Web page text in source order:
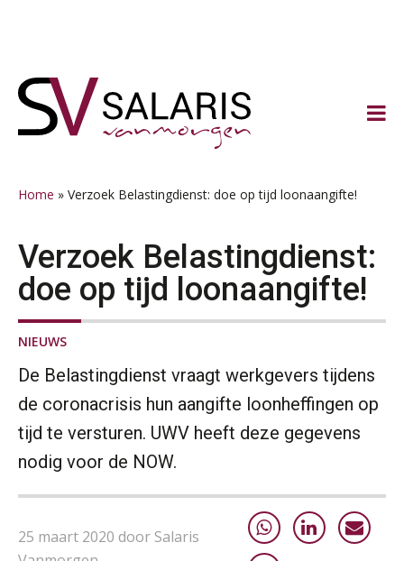
naar
hoofdnavigatie
naar
hoofd
naar
eerste
naar
voettekst
Home » Verzoek Belastingdienst: doe op tijd loonaangifte!
Verzoek Belastingdienst:
doe op tijd loonaangifte!
NIEUWS
De Belastingdienst vraagt werkgevers tijdens
de coronacrisis hun aangifte loonheffingen op
tijd te versturen. UWV heeft deze gegevens
nodig voor de NOW.
25 maart 2020 door Salaris